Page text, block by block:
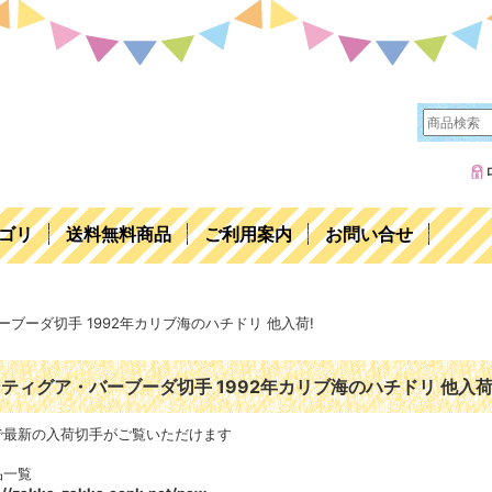
リ 送料無料商品 ご利用案内 お問い合せ
ブーダ切手 1992年カリブ海のハチドリ 他入荷!
ィグア・バーブーダ切手 1992年カリブ海のハチドリ 他
新の入荷切手がご覧いただけます
覧